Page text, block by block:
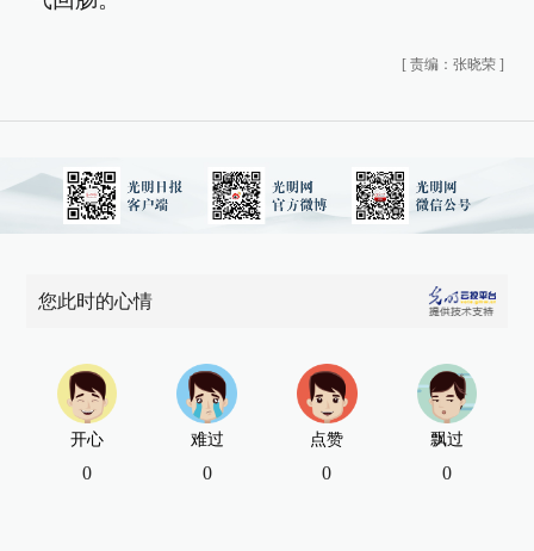
[ 责编：张晓荣 ]
您此时的心情
开心
0
难过
0
点赞
0
飘过
0